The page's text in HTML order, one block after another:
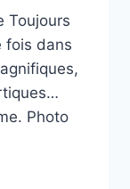
Toujours
fois dans
Photo